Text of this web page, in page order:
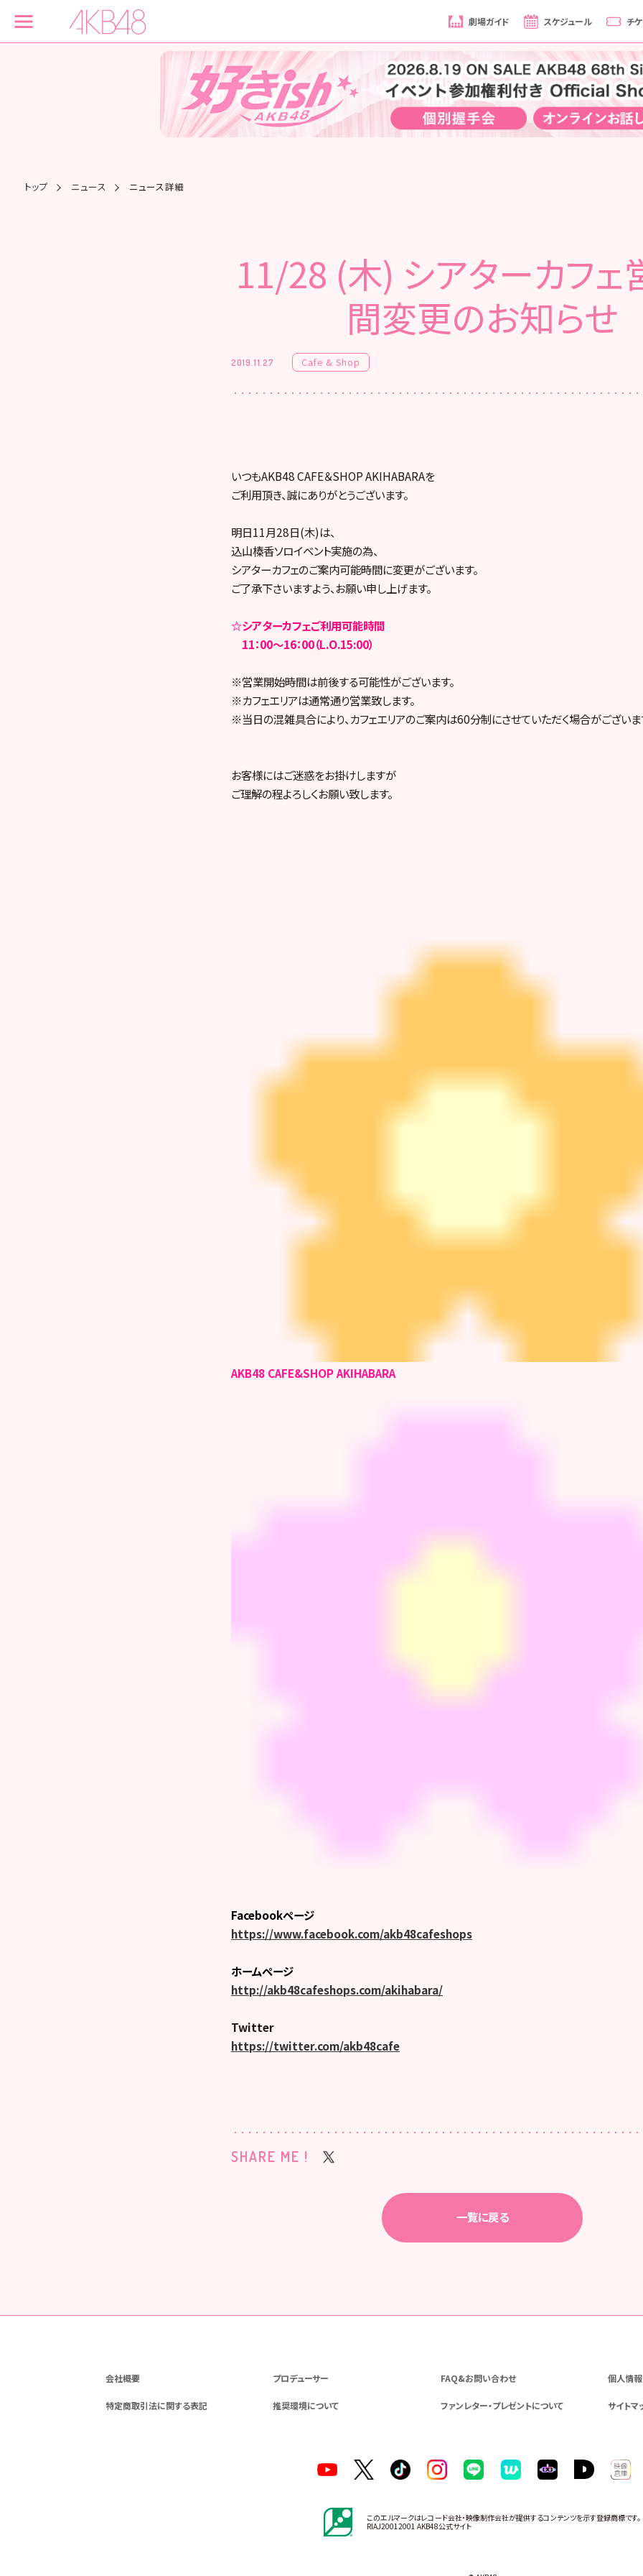
劇場ガイド スケジュール チ
トップ ニュース ニュース詳細
11/28 (木) シアターカフェ
間変更のお知らせ
2019.11.27 Cafe & Shop
いつもAKB48 CAFE＆SHOP AKIHABARAを
ご利用頂き、誠にありがとうございます。
明日11月28日(木)は、
込山榛香ソロイベント実施の為、
シアターカフェのご案内可能時間に変更がございます。
ご了承下さいますよう、お願い申し上げます。
☆シアターカフェご利用可能時間
11：00～16：00（L.O.15:00）
※営業開始時間は前後する可能性がございます。
※カフェエリアは通常通り営業致します。
※当日の混雑具合により、カフェエリアのご案内は60分制にさせていただく場合がございま
お客様にはご迷惑をお掛けしますが
ご理解の程よろしくお願い致します。
AKB48 CAFE&SHOP AKIHABARA
Facebookページ
https://www.facebook.com/akb48cafeshops
ホームページ
http://akb48cafeshops.com/akihabara/
Twitter
https://twitter.com/akb48cafe
SHARE ME !
一覧に戻る
会社概要 プロデューサー FAQ&お問い合わせ 個人情
特定商取引法に関する表記 推奨環境について ファンレター・プレゼントについて サイトマ
このエルマークはレコード会社・映像制作会社が提供するコンテンツを示す登録商標です。
RIAJ20012001 AKB48公式サイト